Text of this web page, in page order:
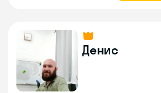
Денис